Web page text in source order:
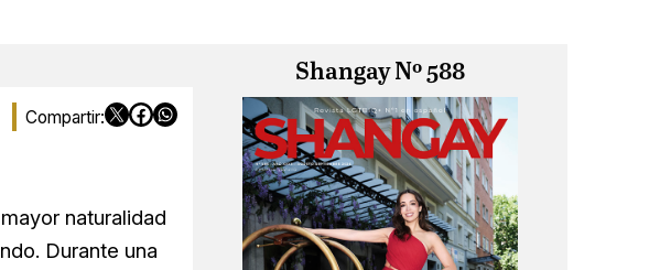
naturalidad
Durante una
Shangay Nº 588